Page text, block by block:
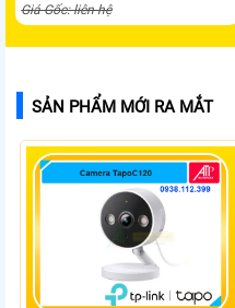
Giá Gốc: liên hệ
SẢN PHẨM MỚI RA MẮT